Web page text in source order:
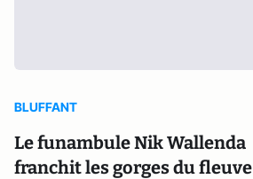
BLUFFANT
Le funambule Nik Wallenda
franchit les gorges du fleuve